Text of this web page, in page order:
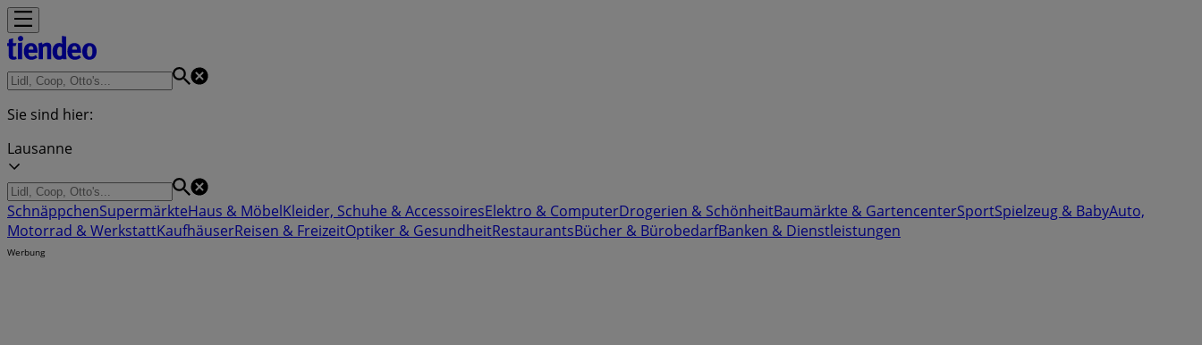
Sie sind hier:
Lausanne
SchnäppchenSupermärkteHaus & MöbelKleider, Schuhe & AccessoiresElektro & ComputerDrogerien & SchönheitBaumärkte & GartencenterSportSpielzeug & BabyAuto,
Motorrad & WerkstattKaufhäuserReisen & FreizeitOptiker & GesundheitRestaurantsBücher & BürobedarfBanken & Dienstleistungen
Werbung